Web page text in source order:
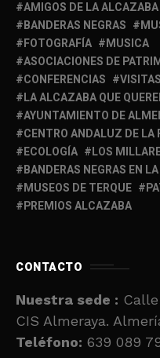
AMIGOS DE LA
BANDERAS NEGRAS
FOTOGRAFÍA
MUSICA
ASOCIACIONES DE
CONFERENCIAS
LA ALCAZABA QUE
AYUNTAMIENTO DE
CENTRO ANDALUZ DE LA
ECOLOGÍA
LOS
BANDERAS NEGRAS EN
MUSEOS DE TERQUE
PREMIOS ALCAZABA
CONTACTO
Nuestra sede :
CIS Almeraya.
Teléfono: 639 089